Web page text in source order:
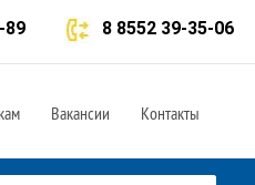
8 8552 39-35-06
89
Вакансии Контакты